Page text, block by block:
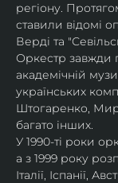
регіону.
ставили відомі
Верді та
Оркестр завжди
академічній
українських
Штогаренко,
багато інших.
У 1990-ті роки
а з 1999 року
Італії, Іспанії,